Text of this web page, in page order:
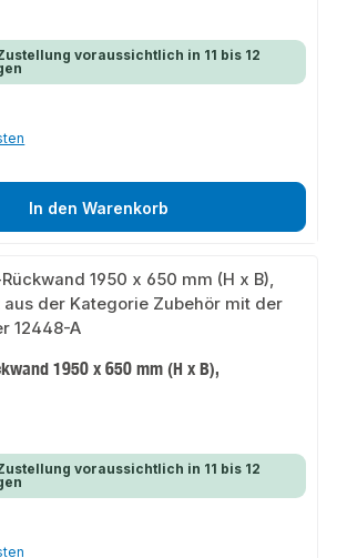
voraussichtlich in 11 bis 12
In den Warenkorb
1950 x 650 mm (H x B),
voraussichtlich in 11 bis 12